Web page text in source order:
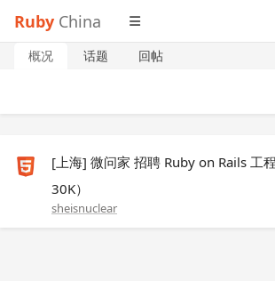
Ruby China
概况 话题 回帖
[上海] 微问家 招聘 Ruby on Rails 工
30K）
sheisnuclear